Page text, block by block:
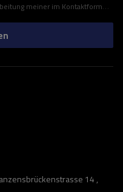
gemäß der Verordnung (EU) des Europäischen Parlaments und des Rates zu.
14 ,